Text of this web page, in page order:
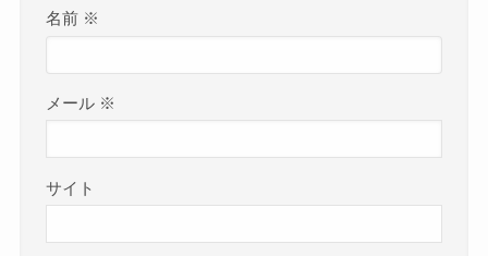
名前 ※
メール ※
サイト